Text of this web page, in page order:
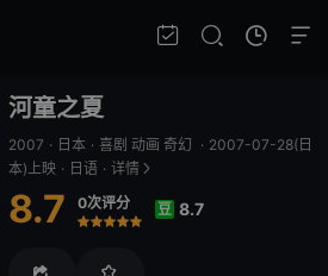
河童之夏
2007 · 日本 · 喜剧 动画 奇幻 · 2007-07-28(日
本)上映 · 日语 · 详情
8.7 0次评分
很差
较差还行推荐力荐
豆 8.7